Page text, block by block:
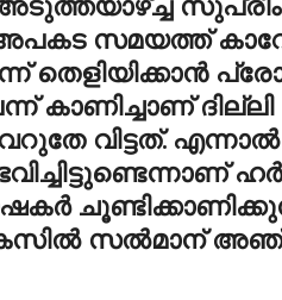
സമയത്ത്
തെളിയിക്കാന്‍
കാണിച്ചാണ്
വിട്ടത്.
സല്‍മാന്